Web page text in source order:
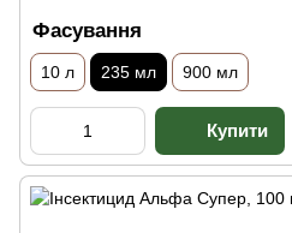
Фасування
10 л 235 мл 900 мл